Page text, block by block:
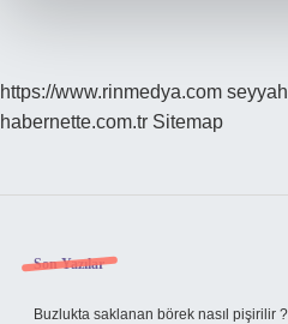
https://www.rinmedya.com
habernette.com.tr Sitemap
Sidebar
Son Yazılar
Buzlukta saklanan börek nasıl pişirilir ?